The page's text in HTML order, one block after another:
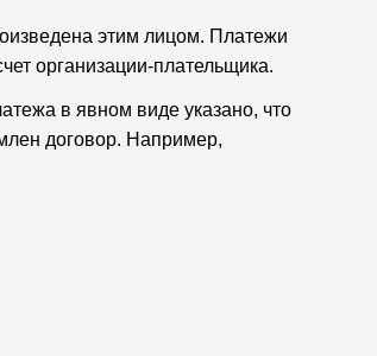
этим лицом. Платежи
организации-плательщика.
в явном виде указано, что
договор. Например,